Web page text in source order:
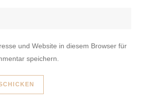
und Website in diesem Browser für
speichern.